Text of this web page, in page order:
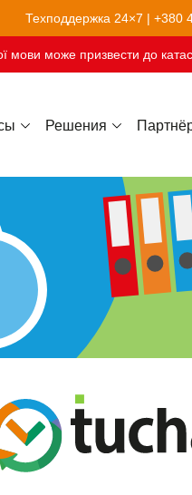
Техподдержка 24×7 | +380
мови може призвести до
Решения